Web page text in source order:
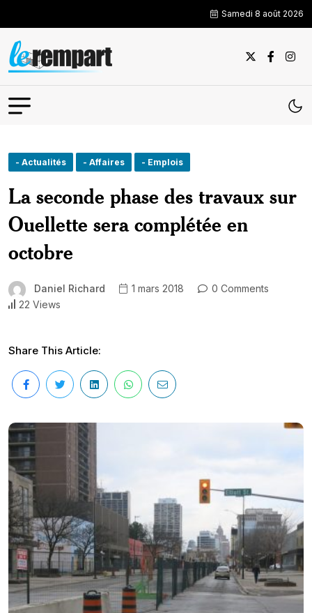
Samedi 8 août 2026
- Actualités - Affaires - Emplois
La seconde phase des travaux sur
Ouellette sera complétée en
octobre
Daniel Richard 1 mars 2018
0 Comments
22 Views
Share This Article: